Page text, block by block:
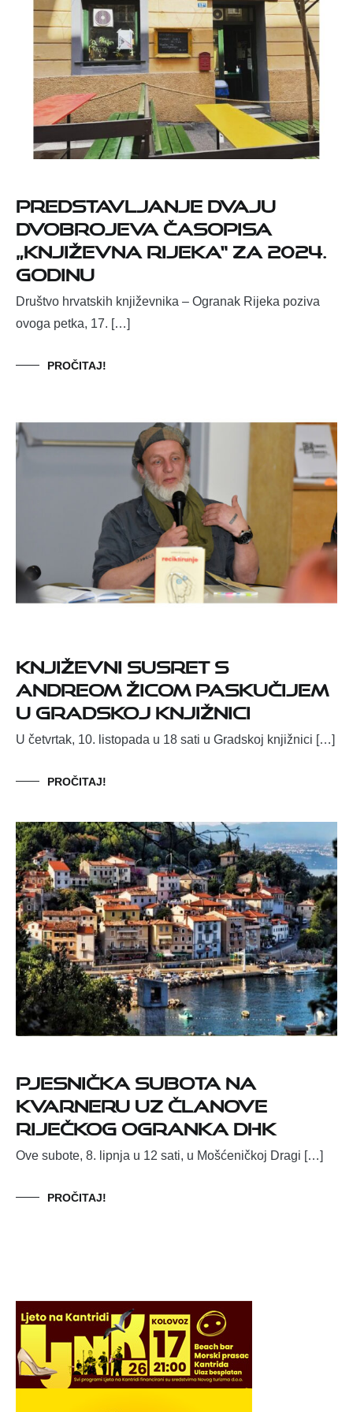
Predstavljanje dvaju
dvobrojeva časopisa
„Književna Rijeka“ za 2024.
godinu
Društvo hrvatskih književnika – Ogranak Rijeka poziva
ovoga petka, 17. […]
PROČITAJ!
Književni susret s
Andreom Žicom Paskučijem
u Gradskoj knjižnici
U četvrtak, 10. listopada u 18 sati u Gradskoj knjižnici […]
PROČITAJ!
Pjesnička subota na
Kvarneru uz članove
riječkog ogranka DHK
Ove subote, 8. lipnja u 12 sati, u Mošćeničkoj Dragi […]
PROČITAJ!